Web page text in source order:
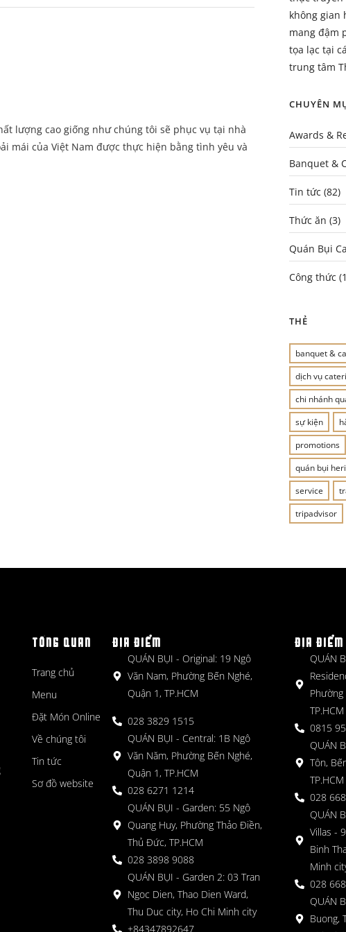
lượng cao giống như chúng tôi sẽ phục vụ tại nhà
mái của Việt Nam được thực hiện bằng tình yêu và
không gian
mang đậm
tọa lạc tại
trung tâm
CHUYÊN
Awards &
Banquet &
Tin tức (82)
Thức ăn (3)
Quán Bụi
Công thức
THẺ
banquet &
dịch vụ
chi nhánh
sự kiện
promotions
quán bụi
service
tripadvisor
TỔNG QUAN
Trang chủ
Menu
Đặt Món Online
Về chúng tôi
Tin tức
Sơ đồ website
ĐỊA ĐIỂM
QUÁN BỤI - Original: 19 Ngô
Văn Nam, Phường Bến Nghé,
Quận 1, TP.HCM
028 3829 1515
QUÁN BỤI - Central: 1B Ngô
Văn Năm, Phường Bến Nghé,
Quận 1, TP.HCM
028 6271 1214
QUÁN BỤI - Garden: 55 Ngô
Quang Huy, Phường Thảo Điền,
Thủ Đức, TP.HCM
028 3898 9088
QUÁN BỤI - Garden 2: 03 Tran
Ngoc Dien, Thao Dien Ward,
Thu Duc city, Ho Chi Minh city
+84347892647
ĐỊA ĐIỂM
QUÁN
TP.HCM
0815
QUÁN
Tôn,
TP.HCM
028
QUÁN
Villas -
Binh
Minh
028
QUÁN
Buong,